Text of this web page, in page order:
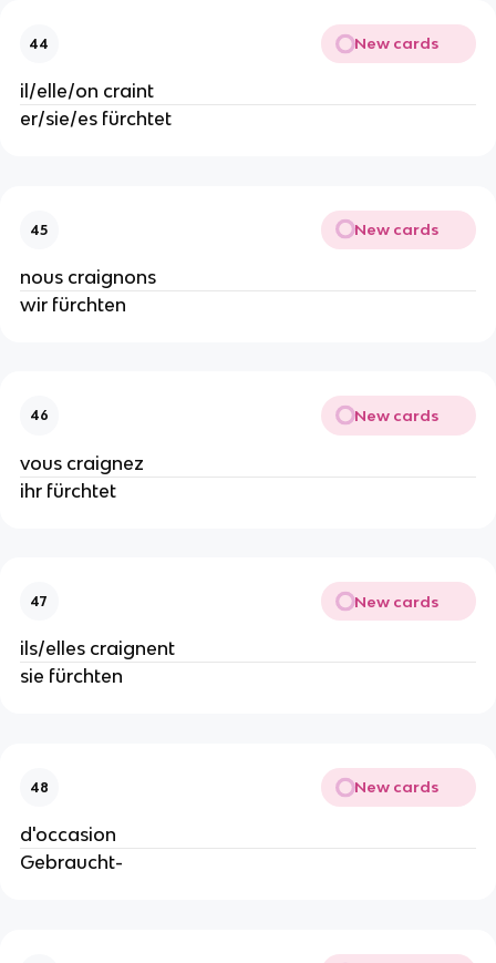
44 New cards
il/elle/on craint
er/sie/es fürchtet
45 New cards
nous craignons
wir fürchten
46 New cards
vous craignez
ihr fürchtet
47 New cards
ils/elles craignent
sie fürchten
48 New cards
d'occasion
Gebraucht-